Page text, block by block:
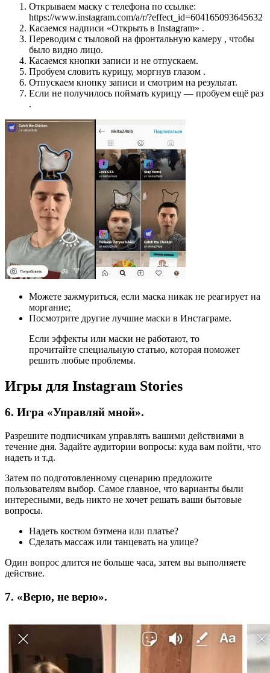
Открываем маску с телефона по ссылке:
https://www.instagram.com/a/r/?effect_id=604165093645632
Касаемся надписи «Открыть в Instagram» .
Переводим с тыловой на фронтальную камеру , чтобы
было видно лицо.
Касаемся кнопки записи и не отпускаем.
Пробуем словить курицу, моргнув глазом .
Отпускаем кнопку записи и смотрим на результат.
Если не получилось поймать курицу — пробуем ещё раз
.
Можете зажмуриться, если маска никак не реагирует на
моргание;
Посмотрите другие лучшие маски в Инстаграме.
Если эффекты или маски не работают, то
прочитайте специальную статью, которая поможет
решить любые проблемы.
Игры для Instagram Stories
6. Игра «Управляй мной».
Разрешите подписчикам управлять вашими действиями в
течение дня. Задайте аудитории вопросы: куда вам пойти, что
надеть и т.д.
Затем по подготовленному сценарию предложите
пользователям выбор. Самое главное, что варианты были
интересными, ведь никто не хочет решать ваши бытовые
вопросы.
Надеть костюм бэтмена или платье?
Сделать массаж или танцевать на улице?
Один вопрос длится не больше часа, затем вы выполняете
действие.
7. «Верю, не верю».